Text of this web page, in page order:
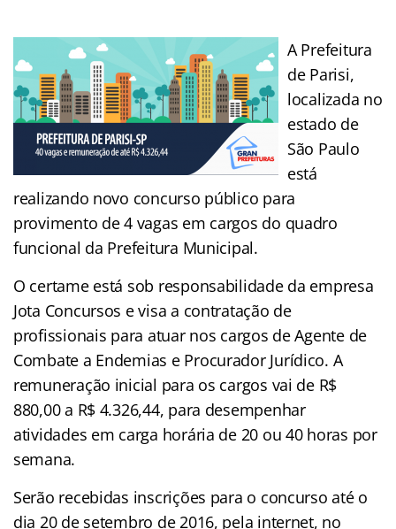
A Prefeitura
de Parisi,
localizada no
estado de
São Paulo
está
realizando novo concurso público para
provimento de 4 vagas em cargos do quadro
funcional da Prefeitura Municipal.
O certame está sob responsabilidade da empresa
Jota Concursos e visa a contratação de
profissionais para atuar nos cargos de Agente de
Combate a Endemias e Procurador Jurídico. A
remuneração inicial para os cargos vai de R$
880,00 a R$ 4.326,44, para desempenhar
atividades em carga horária de 20 ou 40 horas por
semana.
Serão recebidas inscrições para o concurso até o
dia 20 de setembro de 2016, pela internet, no